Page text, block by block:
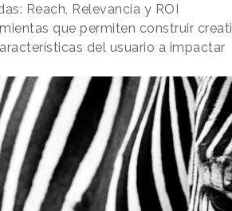
Reach, Relevancia y ROI
que permiten construir
del usuario a impactar